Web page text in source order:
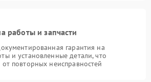
работы и запчасти
гарантия на
и установленные детали, что
повторных неисправностей